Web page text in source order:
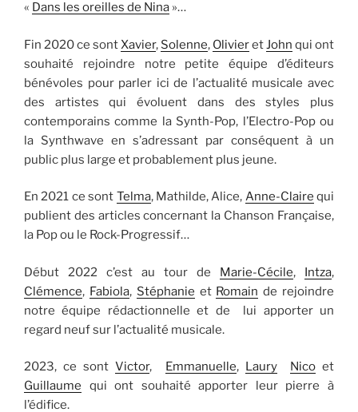
« Dans les oreilles de Nina »…
Fin 2020 ce sontXavier, Solenne, OlivieretJohn qui ont
souhaité rejoindre notre petite équipe d’éditeurs
bénévoles pour parler ici de l’actualité musicale avec
des artistes qui évoluent dans des styles plus
contemporains comme la Synth-Pop, l’Electro-Pop ou
la Synthwave en s’adressant par conséquent à un
public plus large et probablement plus jeune.
En 2021 ce sont Telma, Mathilde, Alice, Anne-Claire qui
publient des articles concernant la Chanson Française,
la Pop ou le Rock-Progressif…
Début 2022 c’est au tour de Marie-Cécile, Intza,
Clémence, Fabiola, Stéphanie et Romain de rejoindre
notre équipe rédactionnelle et de lui apporter un
regard neuf sur l’actualité musicale.
2023, ce sontVictor, Emmanuelle, Laury Nicoet
Guillaume qui ont souhaité apporter leur pierre à
l’édifice.